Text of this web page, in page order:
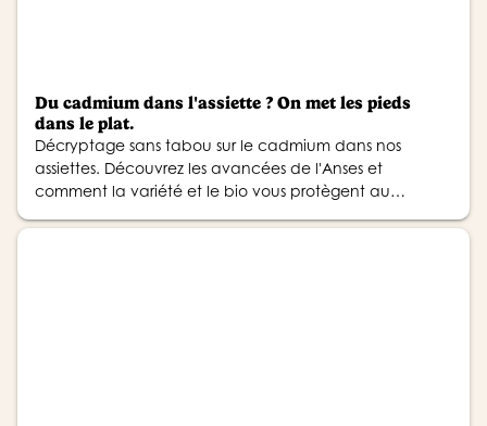
Du cadmium dans l'assiette ? On met les pieds
dans le plat.
Décryptage sans tabou sur le cadmium dans nos
assiettes. Découvrez les avancées de l'Anses et
comment la variété et le bio vous protègent au